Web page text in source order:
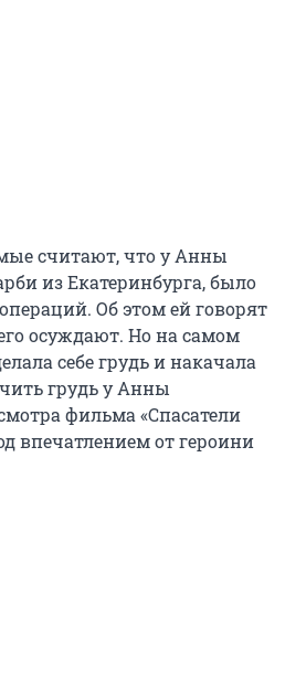
считают, что у Анны
из Екатеринбурга, было
Об этом ей говорят
осуждают. Но на самом
себе грудь и накачала
грудь у Анны
фильма «Спасатели
впечатлением от героини